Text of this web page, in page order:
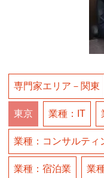
専門家エリア－関東
東京 業種：IT
業種：コンサルティ
業種：宿泊業 業